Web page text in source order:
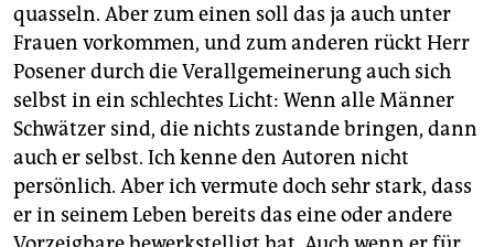
quasseln. Aber zum einen soll das ja auch unter
Frauen vorkommen, und zum anderen rückt Herr
Posener durch die Verallgemeinerung auch sich
selbst in ein schlechtes Licht: Wenn alle Männer
Schwätzer sind, die nichts zustande bringen, dann
auch er selbst. Ich kenne den Autoren nicht
persönlich. Aber ich vermute doch sehr stark, dass
er in seinem Leben bereits das eine oder andere